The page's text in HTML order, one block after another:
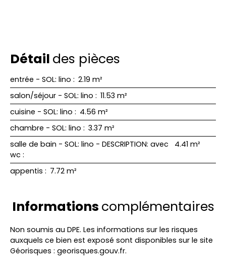
Détail des pièces
entrée - SOL: lino : 2.19 m²
salon/séjour - SOL: lino : 11.53 m²
cuisine - SOL: lino : 4.56 m²
chambre - SOL: lino : 3.37 m²
salle de bain - SOL: lino - DESCRIPTION: avec
wc :
4.41 m²
appentis : 7.72 m²
Informations complémentaires
Non soumis au DPE. Les informations sur les risques
auxquels ce bien est exposé sont disponibles sur le site
Géorisques : georisques.gouv.fr.